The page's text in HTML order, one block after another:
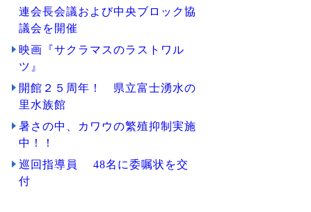
連会長会議および中央ブロック協
議会を開催
映画『サクラマスのラストワル
ツ』
開館２５周年！ 県立富士湧水の
里水族館
暑さの中、カワウの繁殖抑制実施
中！！
巡回指導員 48名に委嘱状を交
付